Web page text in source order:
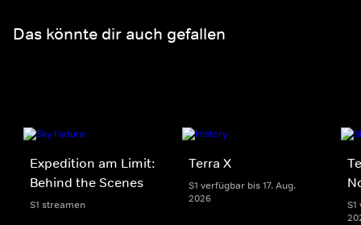
Das könnte dir auch gefallen
Expedition am Limit:
Behind the Scenes
S1 streamen
Terra X
S1 verfügbar bis 17. Aug.
2026
S1